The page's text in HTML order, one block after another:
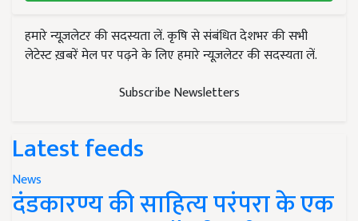
हमारे न्यूज़लेटर की सदस्यता लें. कृषि से संबंधित देशभर की सभी
लेटेस्ट ख़बरें मेल पर पढ़ने के लिए हमारे न्यूज़लेटर की सदस्यता लें.
Subscribe Newsletters
Latest feeds
News
दंडकारण्य की साहित्य परंपरा के एक